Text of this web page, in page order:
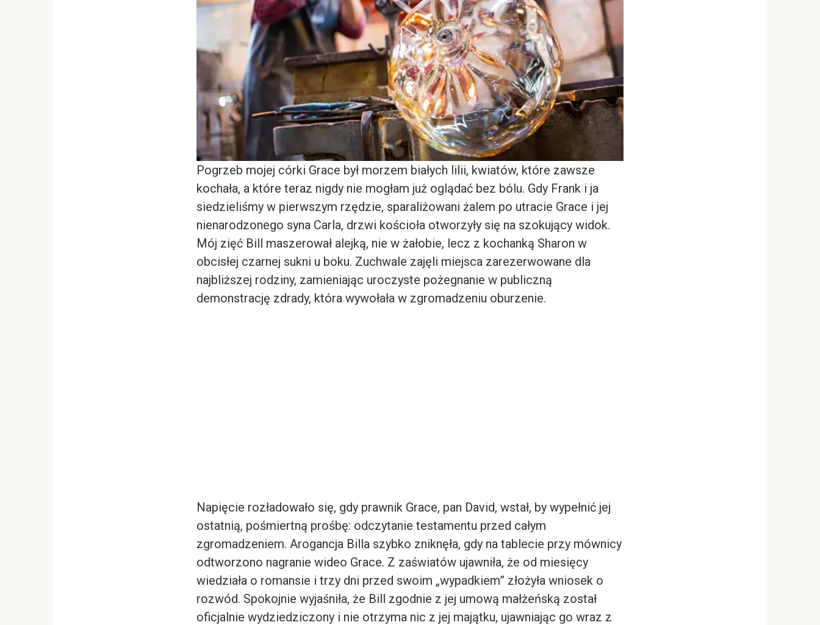
Pogrzeb mojej córki Grace był morzem białych lilii, kwiatów, które zawsze
kochała, a które teraz nigdy nie mogłam już oglądać bez bólu. Gdy Frank i ja
siedzieliśmy w pierwszym rzędzie, sparaliżowani żalem po utracie Grace i jej
nienarodzonego syna Carla, drzwi kościoła otworzyły się na szokujący widok.
Mój zięć Bill maszerował alejką, nie w żałobie, lecz z kochanką Sharon w
obcisłej czarnej sukni u boku. Zuchwale zajęli miejsca zarezerwowane dla
najbliższej rodziny, zamieniając uroczyste pożegnanie w publiczną
demonstrację zdrady, która wywołała w zgromadzeniu oburzenie.
Napięcie rozładowało się, gdy prawnik Grace, pan David, wstał, by wypełnić jej
ostatnią, pośmiertną prośbę: odczytanie testamentu przed całym
zgromadzeniem. Arogancja Billa szybko zniknęła, gdy na tablecie przy mównicy
odtworzono nagranie wideo Grace. Z zaświatów ujawniła, że od miesięcy
wiedziała o romansie i trzy dni przed swoim „wypadkiem” złożyła wniosek o
rozwód. Spokojnie wyjaśniła, że Bill zgodnie z jej umową małżeńską został
oficjalnie wydziedziczony i nie otrzyma nic z jej majątku, ujawniając go wraz z